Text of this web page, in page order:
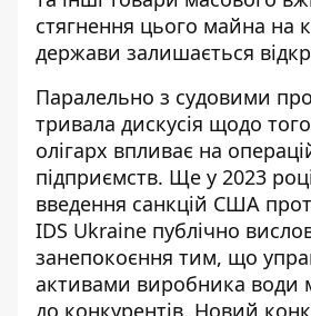
стягнення цього майна на
держави залишається
Паралельно з судовими
тривала дискусія щодо
олігарх впливає на
підприємств. Ще у 2023
введення санкцій США
IDS Ukraine публічно
занепокоєння тим, що
активами виробника води
до конкурентів. Новий